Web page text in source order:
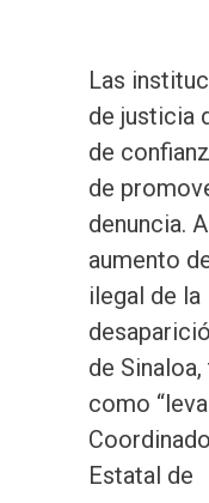
Las
de justicia
de
de
denuncia.
aumento
ilegal de
de
como
Estatal de